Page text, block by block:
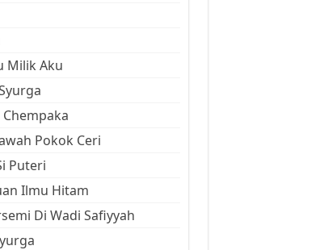
Milik Aku
Pokok Ceri
Puteri
Ilmu Hitam
Di Wadi Safiyyah